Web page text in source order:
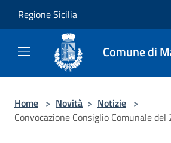
Regione Sicilia
Comune di
Home > Novità > Notizie >
Convocazione Consiglio Comunale